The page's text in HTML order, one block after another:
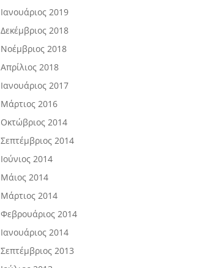
Ιανουάριος 2019
Δεκέμβριος 2018
Νοέμβριος 2018
Απρίλιος 2018
Ιανουάριος 2017
Μάρτιος 2016
Οκτώβριος 2014
Σεπτέμβριος 2014
Ιούνιος 2014
Μάιος 2014
Μάρτιος 2014
Φεβρουάριος 2014
Ιανουάριος 2014
Σεπτέμβριος 2013